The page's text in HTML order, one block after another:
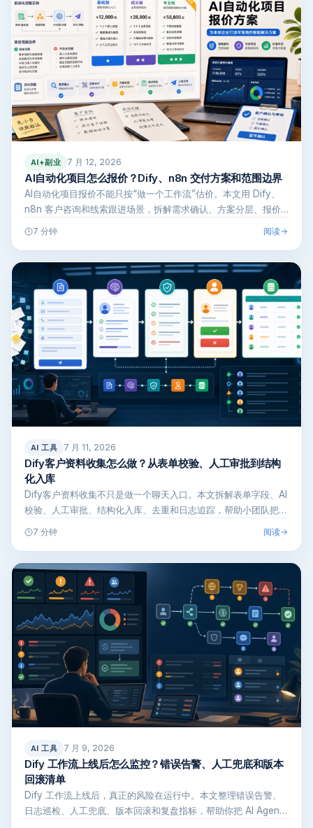
AI+副业 7 月 12, 2026
AI自动化项目怎么报价？Dify、n8n 交付方案和范围边界
AI自动化项目报价不能只按“做一个工作流”估价。本文用 Dify、
n8n 客户咨询和线索跟进场景，拆解需求确认、方案分层、报价
7 分钟 阅读
AI 工具 7 月 11, 2026
Dify客户资料收集怎么做？从表单校验、人工审批到结构
化入库
Dify客户资料收集不只是做一个聊天入口。本文拆解表单字段、AI
校验、人工审批、结构化入库、去重和日志追踪，帮助小团队把客
7 分钟 阅读
AI 工具 7 月 9, 2026
Dify 工作流上线后怎么监控？错误告警、人工兜底和版本
回滚清单
Dify 工作流上线后，真正的风险在运行中。本文整理错误告警、
日志巡检、人工兜底、版本回滚和复盘指标，帮助你把 AI Agent